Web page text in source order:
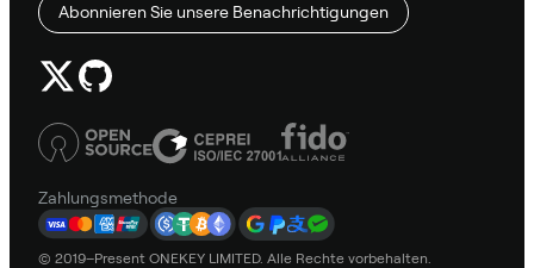
Abonnieren Sie unsere Benachrichtigungen
Zahlungsmethode
© 2019–Present ONEKEY LIMITED. Alle Rechte vorbehalten.